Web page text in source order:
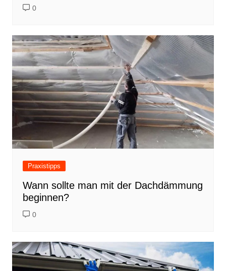
0
Praxistipps
Wann sollte man mit der Dachdämmung
beginnen?
0